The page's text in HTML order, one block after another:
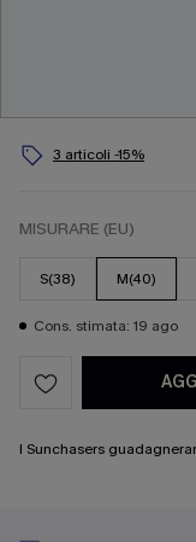
3 articoli -15%
MISURARE (EU)
S(38) M(40)
Cons. stimata: 19 ago
I Sunchasers